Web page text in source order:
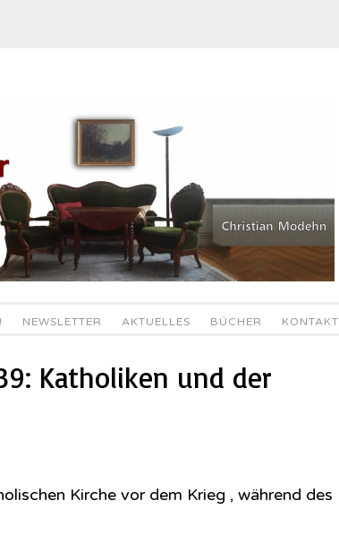
NEWSLETTER AKTUELLES BÜCHER KONTAKT
Katholiken und der
Kirche vor dem Krieg , während des